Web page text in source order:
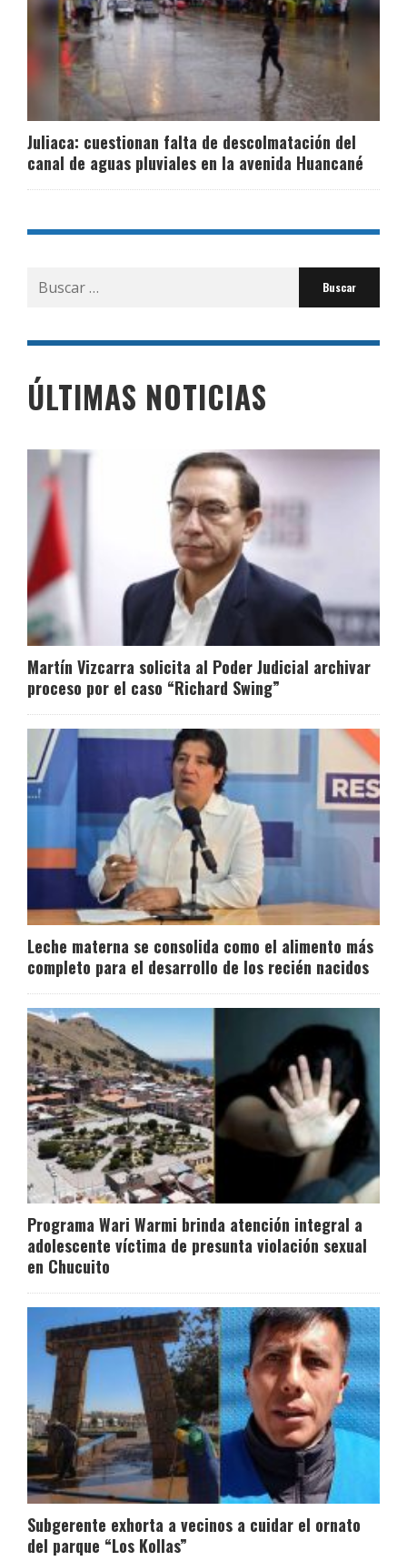
Juliaca: cuestionan falta de descolmatación del
canal de aguas pluviales en la avenida Huancané
Buscar
por:
ÚLTIMAS NOTICIAS
Martín Vizcarra solicita al Poder Judicial archivar
proceso por el caso “Richard Swing”
Leche materna se consolida como el alimento más
completo para el desarrollo de los recién nacidos
Programa Wari Warmi brinda atención integral a
adolescente víctima de presunta violación sexual
en Chucuito
Subgerente exhorta a vecinos a cuidar el ornato
del parque “Los Kollas”